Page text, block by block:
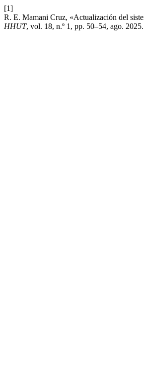
[1]
R. E. Mamani Cruz, «Actualización del
HHUT, vol. 18, n.º 1, pp. 50–54, ago. 2025.